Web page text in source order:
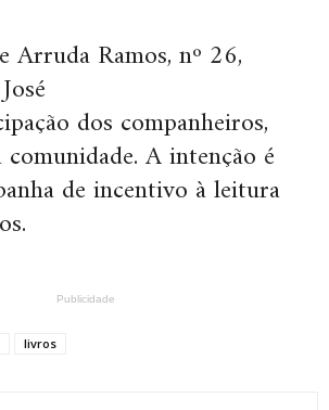
Arruda Ramos, nº 26,
dos companheiros,
A intenção é
de incentivo à leitura
Publicidade
livros